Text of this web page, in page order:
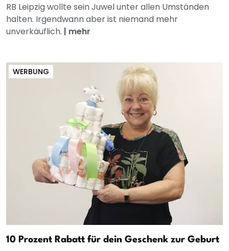
RB Leipzig wollte sein Juwel unter allen Umständen
halten. Irgendwann aber ist niemand mehr
unverkäuflich. | mehr
WERBUNG
10 Prozent Rabatt für dein Geschenk zur Geburt